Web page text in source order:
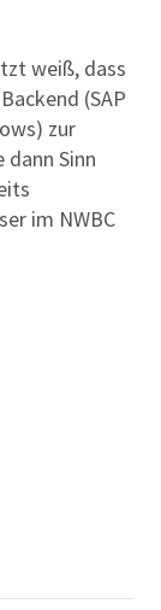
weiß, dass
(SAP
zur
dann Sinn
im NWBC